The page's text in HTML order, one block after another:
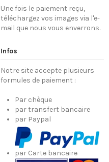
Une fois le paiement reçu,
téléchargez vos images via l'e-
mail que nous vous enverrons.
Infos
Notre site accepte plusieurs
formules de paiement :
Par chèque
par transfert bancaire
par Paypal
par Carte bancaire